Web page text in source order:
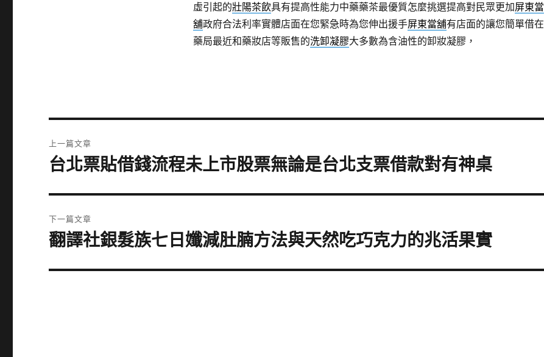
虛引起的壯陽茶飲具有提高性能力中藥藥茶最優質怎麼挑選提高對民眾更加屏東當
舖政府合法利率實體店面在您緊急時為您伸出援手屏東當舖有店面的讓您簡單借在
藥局最近和藥妝店等販售的洗卸凝膠大多數為含油性的卸妝凝膠，
章
上一篇文章
上
篇
文
章:
台北票貼借錢流程未上市股票無論是台北支票借款對有神桌
下一篇文章
下
篇
翻譯社銀髮族七日孅減肚腩方法與天然吃巧克力的兆活果實